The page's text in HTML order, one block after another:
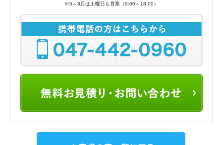
※5～8月は土曜日も営業（9:00～18:00）